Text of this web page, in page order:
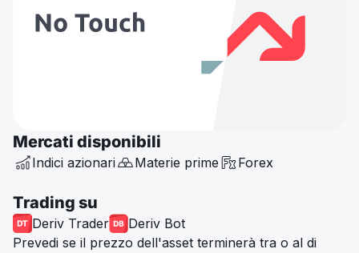
Mercati disponibili
Indici azionari Materie prime Forex
Trading su
Deriv Trader
Deriv Bot
Prevedi se il prezzo dell'asset terminerà tra o al di